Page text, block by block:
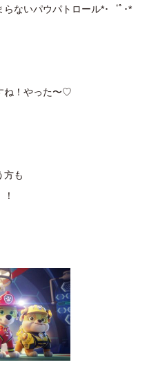
ないパウパトロール*･゜ﾟ･*
ね！やった〜♡
方も